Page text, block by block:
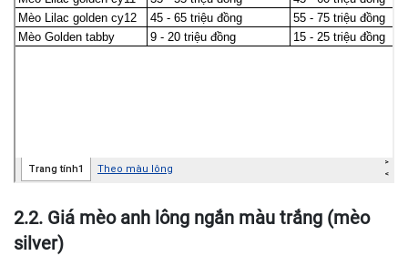
2.2. Giá mèo anh lông ngắn màu trắng (mèo
silver)